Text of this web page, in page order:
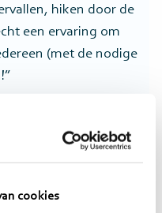
cookies
hiken door de
een ervaring om
(met de nodige
eerst naar een Thaise
indrukwekkend om te
waar ik later